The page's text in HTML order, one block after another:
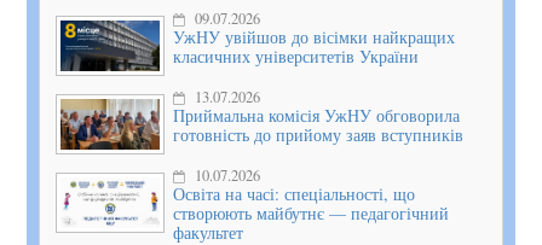
09.07.2026
УжНУ увійшов до вісімки найкращих
класичних університетів України
13.07.2026
Приймальна комісія УжНУ обговорила
готовність до прийому заяв вступників
10.07.2026
Освіта на часі: спеціальності, що
створюють майбутнє — педагогічний
факультет